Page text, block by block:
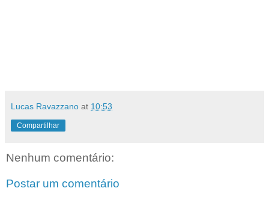
Lucas Ravazzano at 10:53
Compartilhar
Nenhum comentário:
Postar um comentário